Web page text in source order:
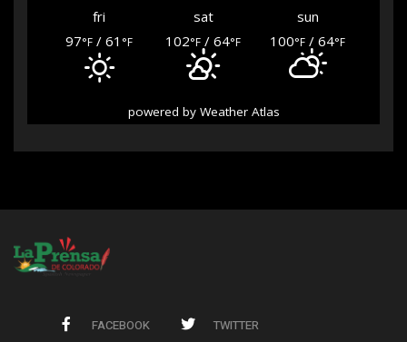
fri sat
sun
97°F / 61 °F 102°F / 64°F 100°F / 64°F
powered by Weather Atlas
FACEBOOK TWITTER